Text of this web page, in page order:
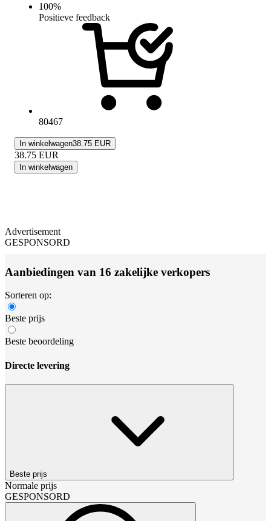
100%
Positieve feedback
80467
In winkelwagen38.75 EUR
38.75 EUR
In winkelwagen
Advertisement
GESPONSORD
Aanbiedingen van 16 zakelijke verkopers
Sorteren op:
Beste prijs
Beste beoordeling
Directe levering
Beste prijs
Normale prijs
GESPONSORD